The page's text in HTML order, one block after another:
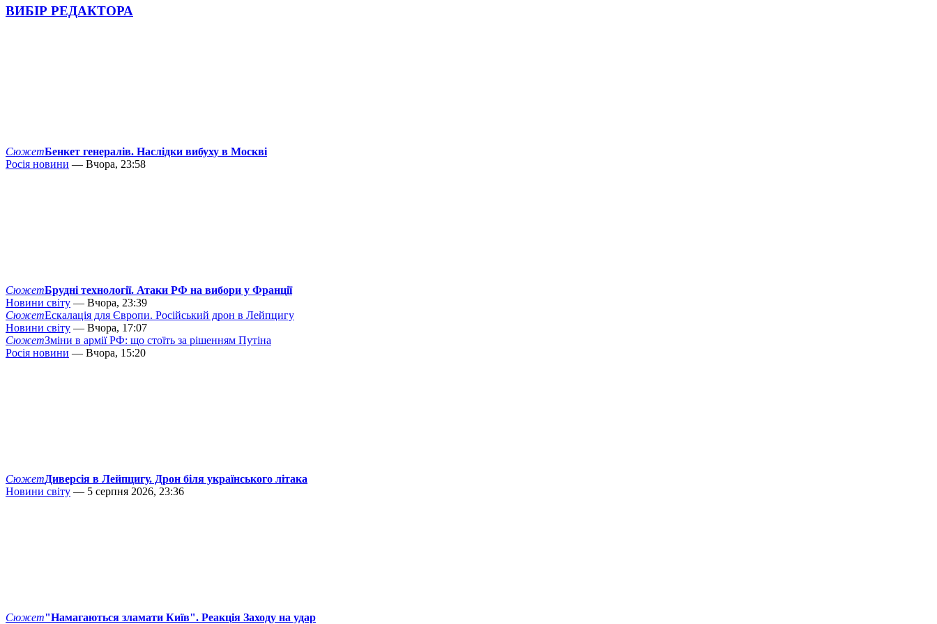
ВИБІР РЕДАКТОРА
СюжетБенкет генералів. Наслідки вибуху в Москві
Росія новини — Вчора, 23:58
СюжетБрудні технології. Атаки РФ на вибори у Франції
Новини світу — Вчора, 23:39
СюжетЕскалація для Європи. Російський дрон в Лейпцигу
Новини світу — Вчора, 17:07
СюжетЗміни в армії РФ: що стоїть за рішенням Путіна
Росія новини — Вчора, 15:20
СюжетДиверсія в Лейпцигу. Дрон біля українського літака
Новини світу — 5 серпня 2026, 23:36
Сюжет"Намагаються зламати Київ". Реакція Заходу на удар